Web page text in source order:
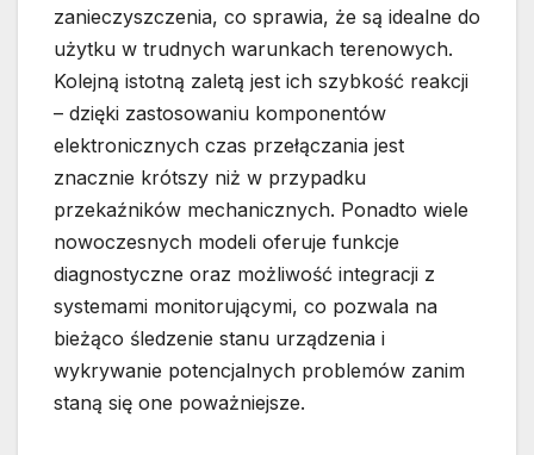
zanieczyszczenia, co sprawia, że są idealne do
użytku w trudnych warunkach terenowych.
Kolejną istotną zaletą jest ich szybkość reakcji
– dzięki zastosowaniu komponentów
elektronicznych czas przełączania jest
znacznie krótszy niż w przypadku
przekaźników mechanicznych. Ponadto wiele
nowoczesnych modeli oferuje funkcje
diagnostyczne oraz możliwość integracji z
systemami monitorującymi, co pozwala na
bieżąco śledzenie stanu urządzenia i
wykrywanie potencjalnych problemów zanim
staną się one poważniejsze.